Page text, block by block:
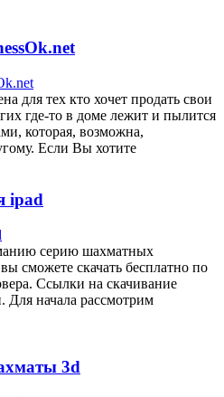
для тех кто хочет продать свои
где-то в доме лежит и пылится
которая, возможна,
Если Вы хотите
ipad
серию шахматных
сможете скачать бесплатно по
Ссылки на скачивание
Для начала рассмотрим
3d